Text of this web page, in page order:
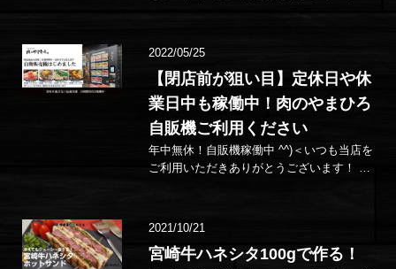
2022/05/25
【閉店前が狙い目】定休日や休
業日中も稼働中！肉のやまひろ
自販機ご利用ください
年中無休！自販機稼働中 ^^)＜いつも当店を
ご利用いただきありがとうございます！ す
2021/10/21
宮崎牛ハネシタ100gで作る！